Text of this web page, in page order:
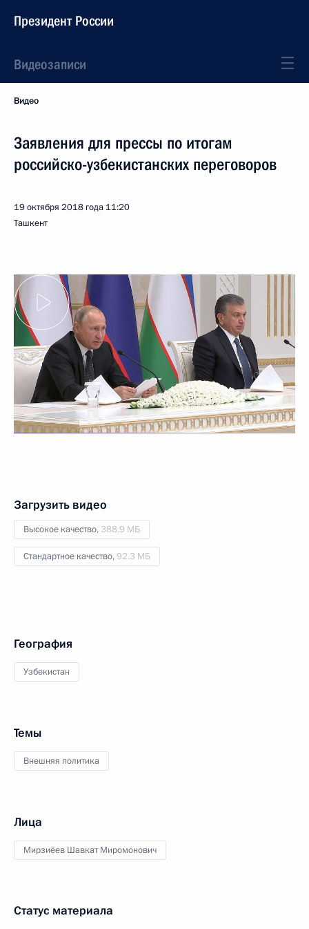
Президент России
Видеозаписи
Видео
Заявления для прессы по итогам
российско-узбекистанских переговоров
19 октября 2018 года 11:20
Ташкент
Загрузить видео
Высокое качество, 388.9 МБ
Стандартное качество,92.3 МБ
География
Узбекистан
Темы
Внешняя политика
Лица
Мирзиёев Шавкат Миромонович
Статус материала